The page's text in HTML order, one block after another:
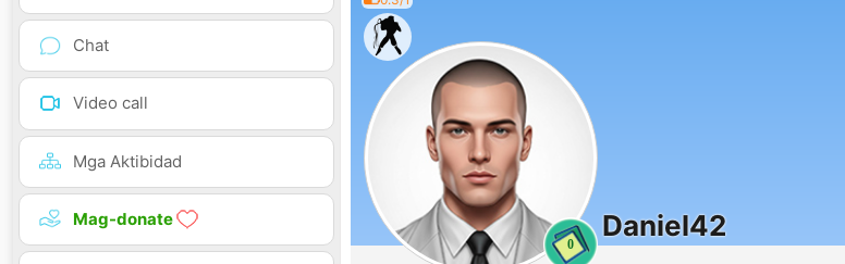
Chat
Video call
Mga Aktibidad
Mag-donate
0
Daniel42